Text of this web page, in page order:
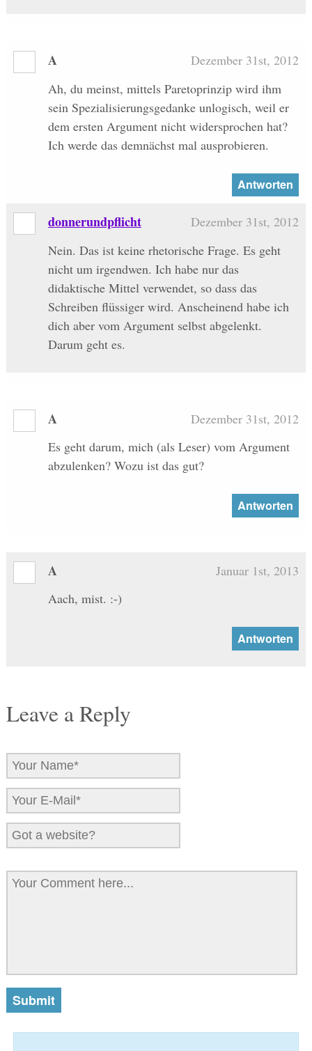
A
Dezember 31st, 2012
Ah, du meinst, mittels Paretoprinzip wird ihm
sein Spezialisierungsgedanke unlogisch, weil er
dem ersten Argument nicht widersprochen hat?
Ich werde das demnächst mal ausprobieren.
Antworten
donnerundpflicht
Dezember 31st, 2012
Nein. Das ist keine rhetorische Frage. Es geht
nicht um irgendwen. Ich habe nur das
didaktische Mittel verwendet, so dass das
Schreiben flüssiger wird. Anscheinend habe ich
dich aber vom Argument selbst abgelenkt.
Darum geht es.
A
Dezember 31st, 2012
Es geht darum, mich (als Leser) vom Argument
abzulenken? Wozu ist das gut?
Antworten
A
Januar 1st, 2013
Aach, mist. :-)
Antworten
Leave a Reply